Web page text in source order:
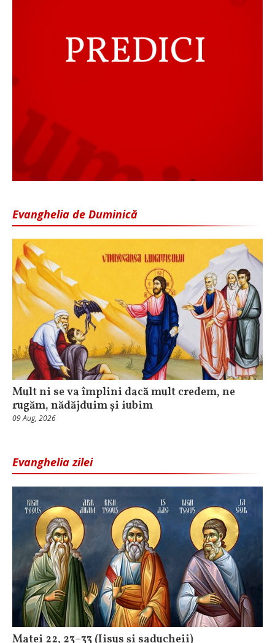
Evanghelia de Duminică
Mult ni se va împlini dacă mult credem, ne
rugăm, nădăjduim și iubim
09 Aug, 2026
Evanghelia zilei
Matei 22, 23–33 (Iisus și saducheii)